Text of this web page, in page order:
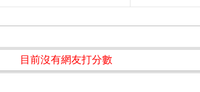
目前沒有網友打分數